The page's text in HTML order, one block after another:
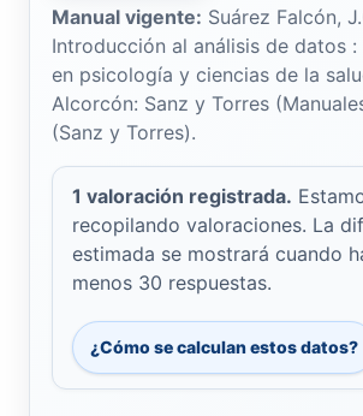
Manual vigente: Suárez Falcón,
Introducción al análisis de datos
en psicología y ciencias de la
Alcorcón: Sanz y Torres
(Sanz y Torres).
1 valoración registrada.
recopilando valoraciones. La
estimada se mostrará cuando
menos 30 respuestas.
¿Cómo se calculan estos datos?